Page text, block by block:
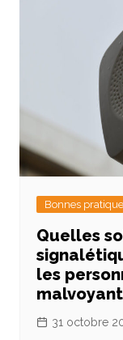
Bonnes
Quelles
les
31 octobre